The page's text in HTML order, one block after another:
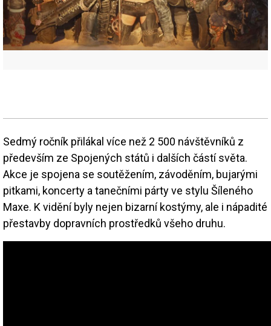
Sedmý ročník přilákal více než 2 500 návštěvníků z
především ze Spojených států i dalších částí světa.
Akce je spojena se soutěžením, závoděním, bujarými
pitkami, koncerty a tanečními párty ve stylu Šíleného
Maxe. K vidění byly nejen bizarní kostýmy, ale i nápadité
přestavby dopravních prostředků všeho druhu.